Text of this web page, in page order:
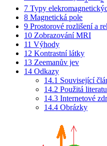
7 Typy
8 Magnetická pole
9 Prostorové rozlišení a
10 Zobrazování MRI
11 Výhody
12 Kontrastní látky
13 Zeemanův jev
14 Odkazy
14.1 Související
14.2 Použitá
14.3 Internetové
14.4 Obrázky